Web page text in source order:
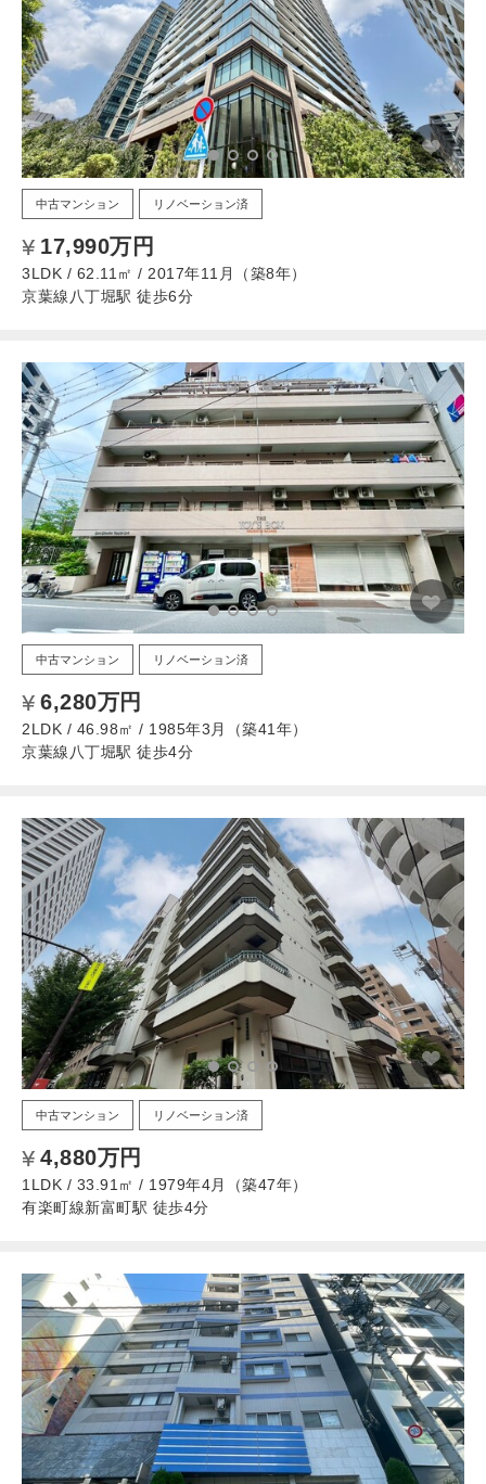
中古マンション リノベーション済
17,990万円
3LDK / 62.11㎡ / 2017年11月（築8年）
京葉線八丁堀駅 徒歩6分
中古マンション リノベーション済
6,280万円
2LDK / 46.98㎡ / 1985年3月（築41年）
京葉線八丁堀駅 徒歩4分
中古マンション リノベーション済
4,880万円
1LDK / 33.91㎡ / 1979年4月（築47年）
有楽町線新富町駅 徒歩4分